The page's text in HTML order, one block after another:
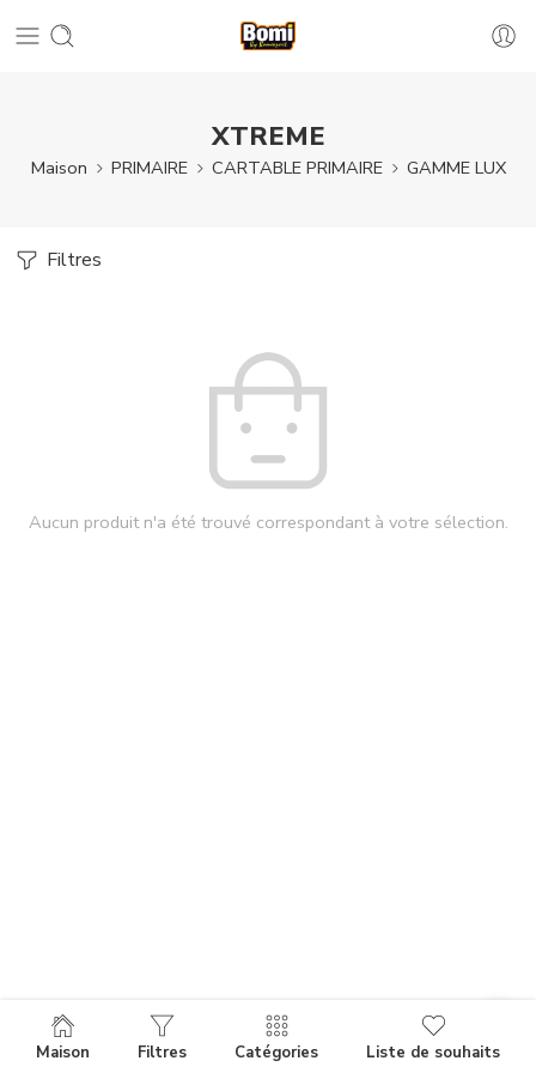
XTREME
Maison PRIMAIRE CARTABLE PRIMAIRE GAMME LUX
Filtres
Aucun produit n'a été trouvé correspondant à votre sélection.
Maison Filtres Catégories Liste de souhaits